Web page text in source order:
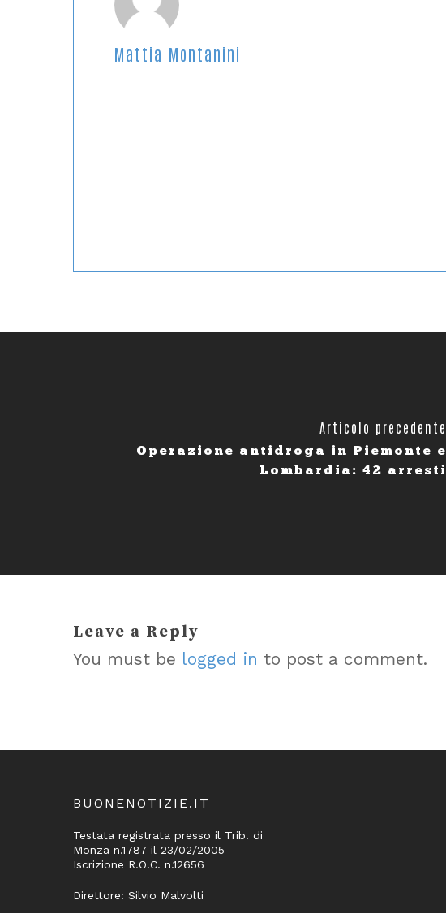
Mattia Montanini
Articolo precedente
Operazione antidroga in Piemonte e
Lombardia: 42 arresti
Leave a Reply
You must be logged in to post a comment.
BUONENOTIZIE.IT
Testata registrata presso il Trib. di
Monza n.1787 il 23/02/2005
Iscrizione R.O.C. n.12656
Direttore: Silvio Malvolti